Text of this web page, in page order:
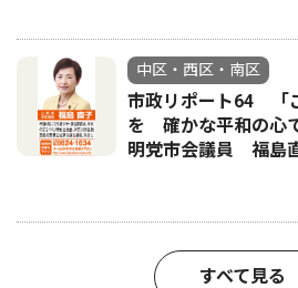
中区・西区・南区
市政リポート64 「
を 確かな平和の心
明党市会議員 福島
すべて見る